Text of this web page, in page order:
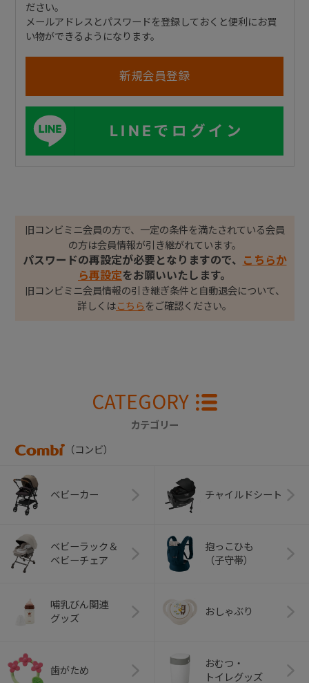
ださい。
メールアドレスとパスワードを登録しておくと便利にお買
い物ができるようになります。
LINEでログイン
旧コンビミニ会員の方で、一定の条件を満たされている会員
の方は会員情報が引き継がれています。
パスワードの再設定が必要となりますので、
こちらか
ら再設定をお願いいたします。
旧コンビミニ会員情報の引き継ぎ条件と自動退会について、
詳しくはこちら をご確認ください。
CATEGORY
カテゴリー
（コンビ）
ベビーカー チャイルドシート
ベビーラック＆
ベビーチェア
抱っこひも
（子守帯）
哺乳びん関連
グッズ
おしゃぶり
歯がため
おむつ・
トイレグッズ